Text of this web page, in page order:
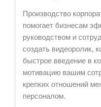
Производство
помогает бизнесам
руководством и
создать видеоролик,
быстрое введение в
мотивацию вашим
крепких отношений
персоналом.